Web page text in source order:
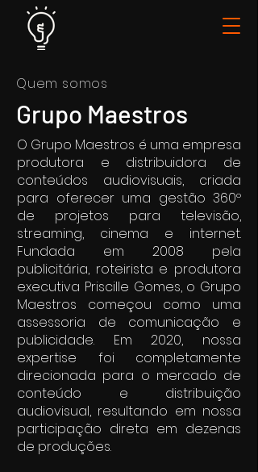
Quem somos
Grupo Maestros
O Grupo Maestros é uma empresa
produtora e distribuidora de
conteúdos audiovisuais, criada
para oferecer uma gestão 360º
de projetos para televisão,
streaming, cinema e internet.
Fundada em 2008 pela
publicitária, roteirista e produtora
executiva Priscille Gomes, o Grupo
Maestros começou como uma
assessoria de comunicação e
publicidade. Em 2020, nossa
expertise foi completamente
direcionada para o mercado de
conteúdo e distribuição
audiovisual, resultando em nossa
participação direta em dezenas
de produções.